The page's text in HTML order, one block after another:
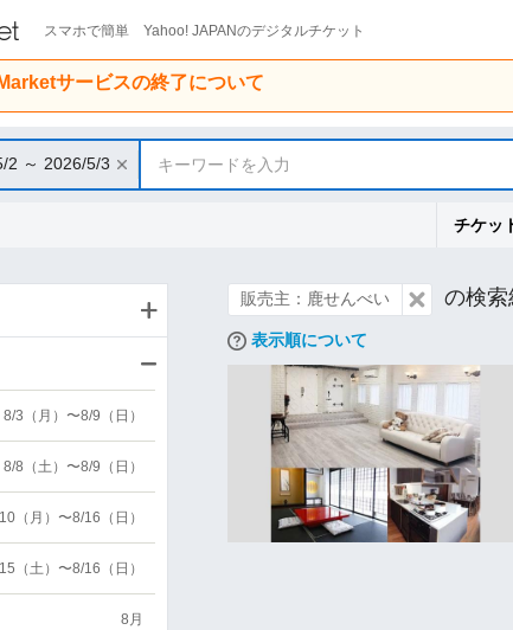
スマホで簡単 Yahoo! JAPANのデジタルチケット
サービスの終了について
2 ～ 2026/5/3 キーワードを入力
チケッ
販売主：鹿せんべい の検索
表示順について
8/3（月）〜8/9（日）
8/8（土）〜8/9（日）
（月）〜8/16（日）
（土）〜8/16（日）
8月